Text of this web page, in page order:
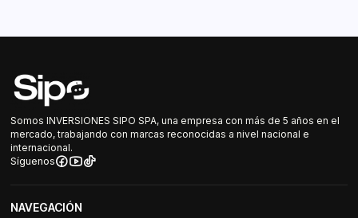
Somos INVERSIONES SIPO SPA, una empresa con más de 5 años en el
mercado, trabajando con marcas reconocidas a nivel nacional e
internacional.
Síguenos
NAVEGACIÓN